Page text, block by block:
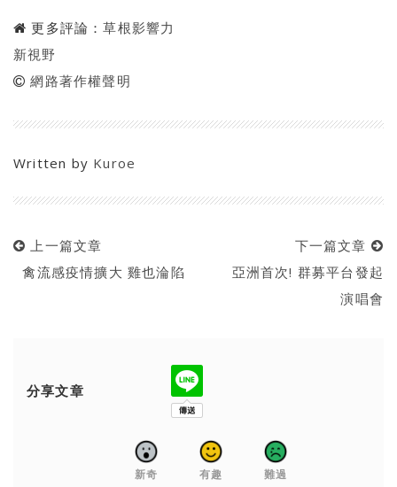
更多評論：草根影響力
新視野
網路著作權聲明
Written by Kuroe
上一篇文章
禽流感疫情擴大 雞也淪陷
下一篇文章
亞洲首次! 群募平台發起
演唱會
分享文章
新奇 有趣 難過